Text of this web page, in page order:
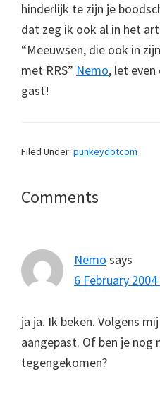
hinderlijk te zijn je
dat zeg ik ook al in het
“Meeuwsen, die ook in
met RRS” Nemo, let
gast!
Filed Under: punkeydotcom
Reader
Comments
Nemo says
6 February
ja ja. Ik beken. Volgens
aangepast. Of ben je nog
tegengekomen?